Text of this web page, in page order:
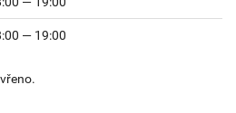
— 19:00